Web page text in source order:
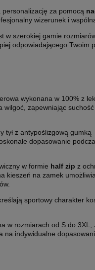
personalizację za pomocą
wizerunek i
w szerokiej gamie
odpowiadającego Twoim
wykonana w 100% z
wilgoć, zapewniając suchość
tył z antypoślizgową gumką
dopasowanie
w formie half zip z
kieszeń na zamek umożliwia
sportowy charakter
w rozmiarach od S do 3XL,
na indywidualne